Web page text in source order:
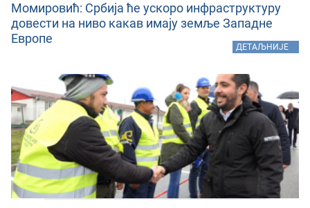
Момировић: Србија ће ускоро инфраструктуру
довести на ниво какав имају земље Западне
Европе
ДЕТАЉНИЈЕ